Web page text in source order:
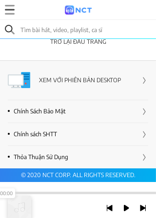
TRỞ LẠI ĐẦU TRANG
XEM VỚI PHIÊN BẢN DESKTOP
Chính Sách Bảo Mật
Chính sách SHTT
Thỏa Thuận Sử Dụng
© 2020 NCT CORP. ALL RIGHTS RESERVED.
00:00